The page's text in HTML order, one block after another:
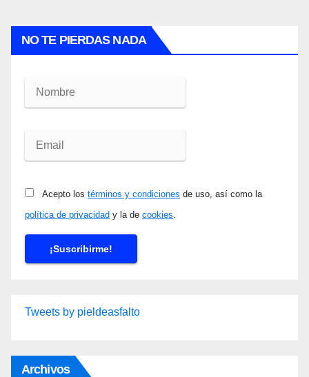
NO TE PIERDAS NADA
Acepto los términos y condiciones de uso, así como la
política de privacidad y la de cookies
Tweets by pieldeasfalto
Archivos